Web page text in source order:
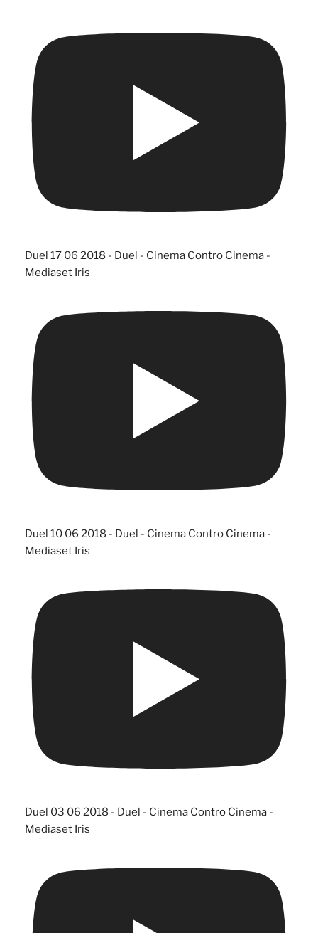
Duel 17 06 2018 - Duel - Cinema Contro Cinema -
Mediaset Iris
Duel 10 06 2018 - Duel - Cinema Contro Cinema -
Mediaset Iris
Duel 03 06 2018 - Duel - Cinema Contro Cinema -
Mediaset Iris